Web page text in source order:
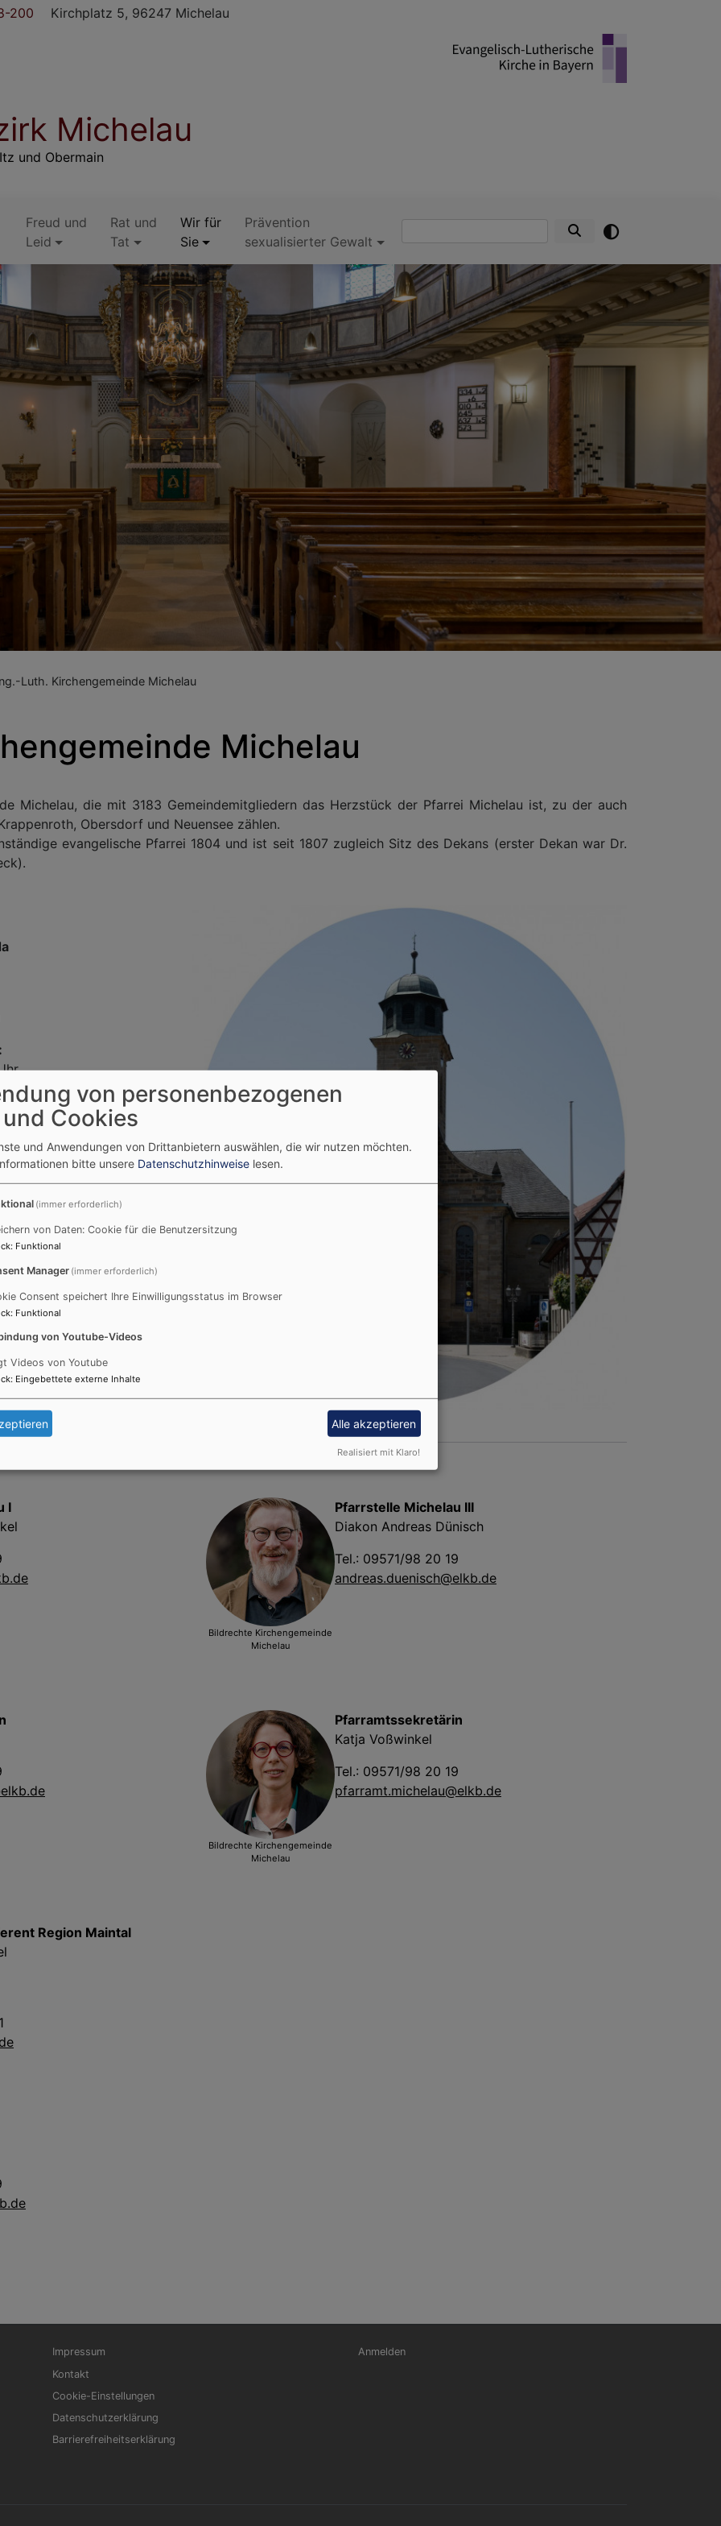
200 Kirchplatz 5, 96247 Michelau
Michelau
und Obermain
Freud und
Leid
Rat und
Tat
Wir für
Sie
Prävention
sexualisierter Gewalt
Luth. Kirchengemeinde Michelau
Michelau
Michelau, die mit 3183 Gemeindemitgliedern das Herzstück der Pfarrei Michelau ist, zu der auch
Obersdorf und Neuensee zählen.
evangelische Pfarrei 1804 und ist seit 1807 zugleich Sitz des Dekans (erster Dekan war Dr.
I
Bildrechte Kirchengemeinde
Michelau
Pfarrstelle Michelau III
Diakon Andreas Dünisch
Tel.: 09571/98 20 19
andreas.duenisch@elkb.de
Bildrechte Kirchengemeinde
Michelau
Pfarramtssekretärin
Katja Voßwinkel
Tel.: 09571/98 20 19
pfarramt.michelau@elkb.de
Region Maintal
Fußbereichsmenü
Impressum
Kontakt
Cookie-Einstellungen
Datenschutzerklärung
Barrierefreiheitserklärung
Benutzermenü
Anmelden
von personenbezogenen
Cookies
und Anwendungen von Drittanbietern auswählen, die wir nutzen möchten.
bitte unsere Datenschutzhinweise lesen.
(immer erforderlich)
von Daten: Cookie für die Benutzersitzung
: Funktional
Manager (immer erforderlich)
Consent speichert Ihre Einwilligungsstatus im Browser
: Funktional
von Youtube-Videos
Videos von Youtube
: Eingebettete externe Inhalte
Alle akzeptieren
Realisiert mit Klaro!